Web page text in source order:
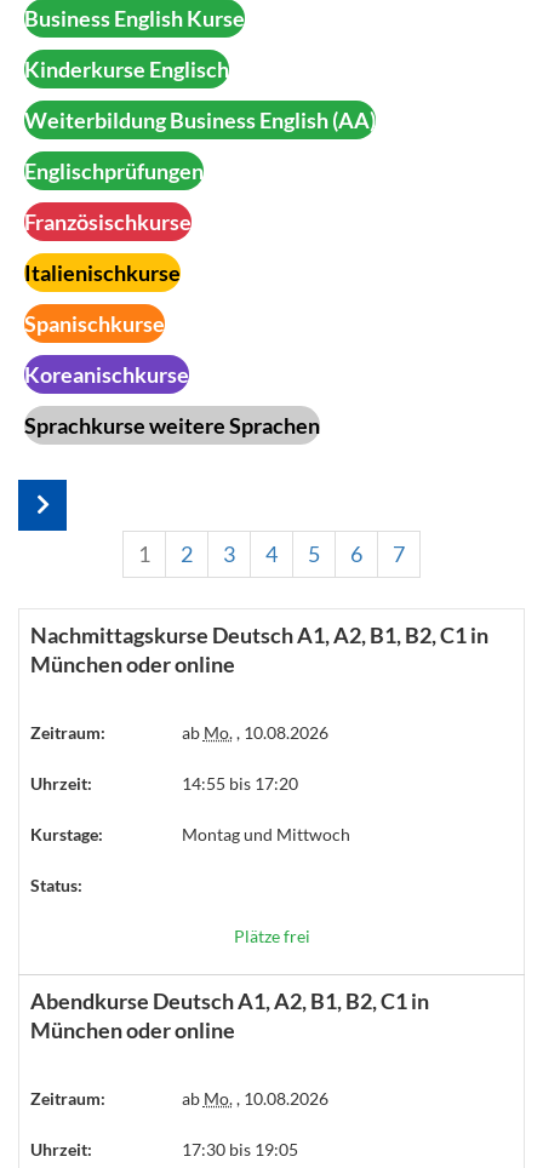
Business English Kurse
Kinderkurse Englisch
Weiterbildung Business English (AA)
Englischprüfungen
Französischkurse
Italienischkurse
Spanischkurse
Koreanischkurse
Sprachkurse weitere Sprachen
1 2 3 4 5 6 7
Nachmittagskurse Deutsch A1, A2, B1, B2, C1 in
München oder online
Zeitraum: ab Mo., 10.08.2026
Uhrzeit: 14:55 bis 17:20
Kurstage: Montag und Mittwoch
Status:
Plätze frei
Abendkurse Deutsch A1, A2, B1, B2, C1 in
München oder online
Zeitraum: ab Mo., 10.08.2026
Uhrzeit: 17:30 bis 19:05